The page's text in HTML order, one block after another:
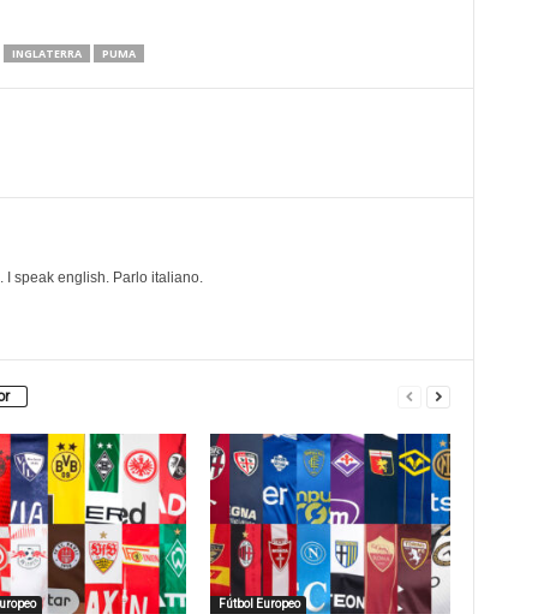
INGLATERRA PUMA
I speak english. Parlo italiano.
Fútbol Europeo